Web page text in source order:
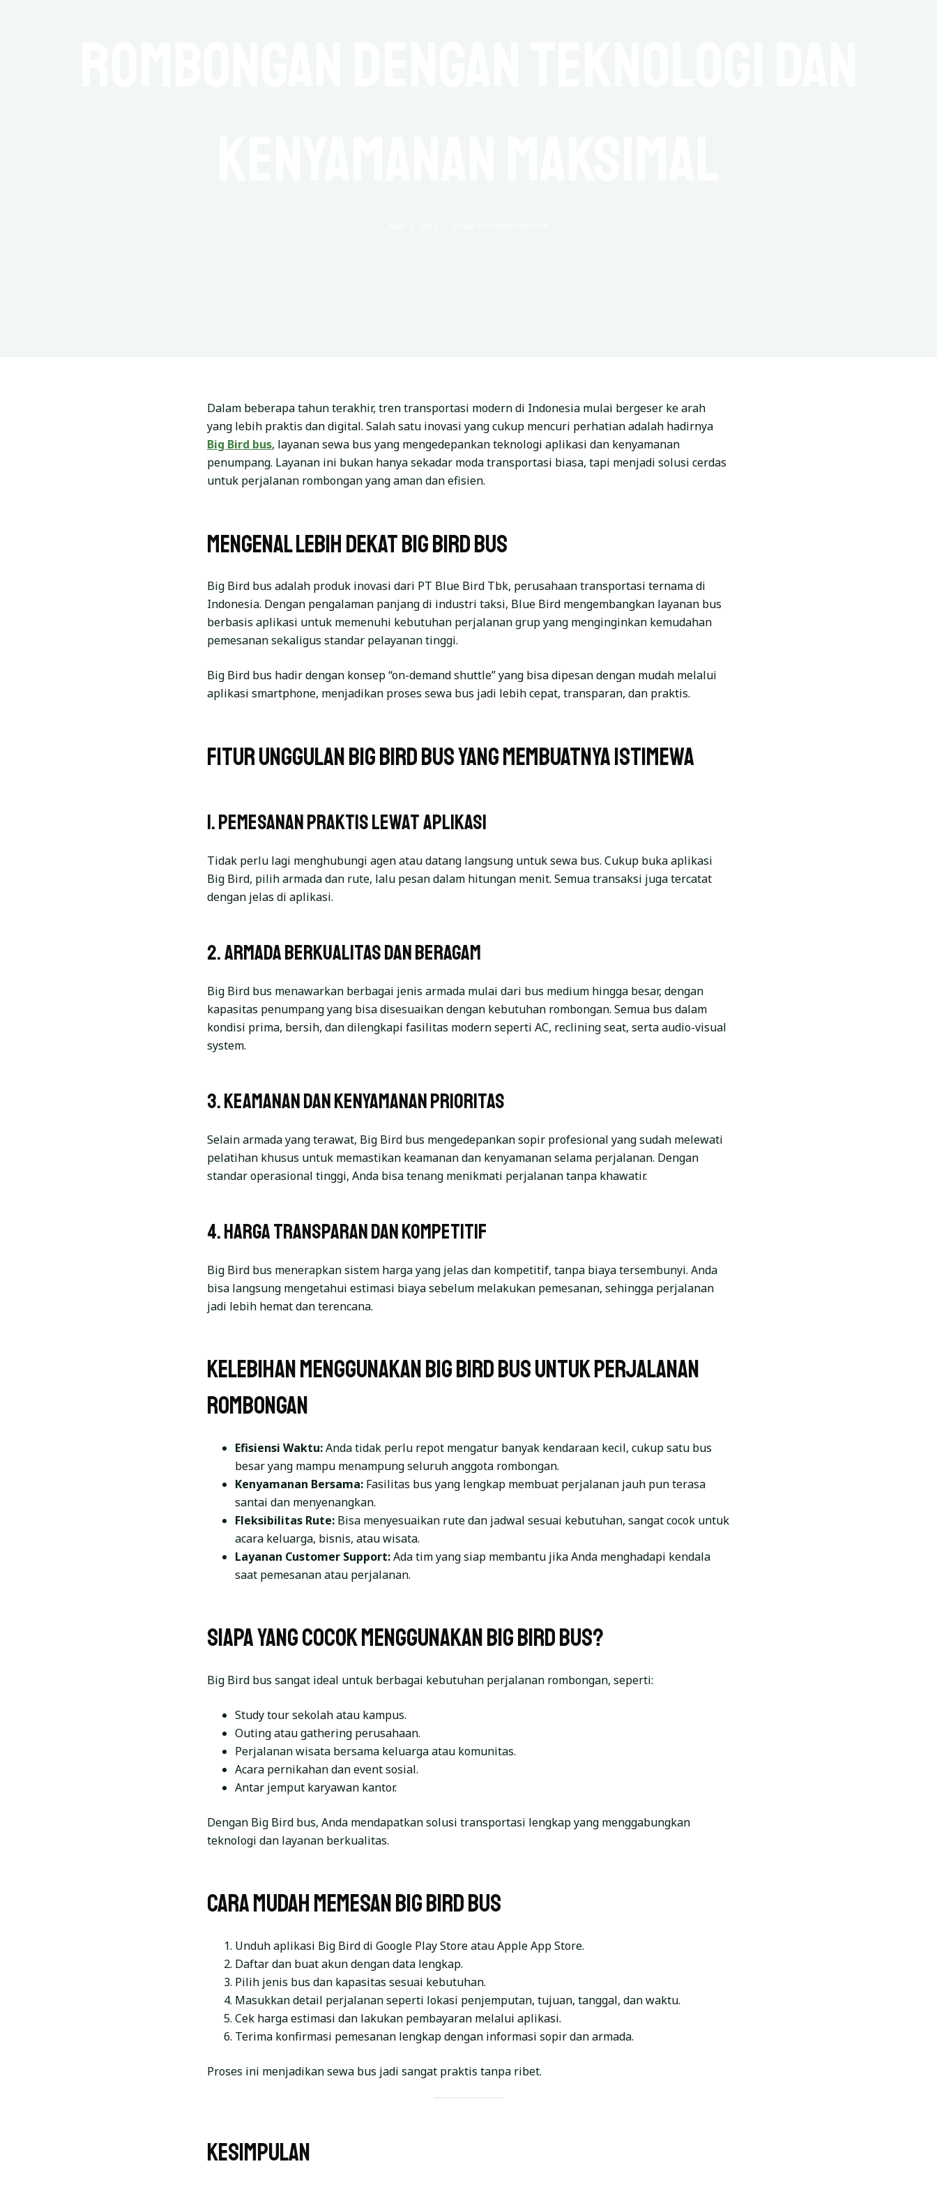
Dalam beberapa tahun terakhir, tren transportasi modern di Indonesia mulai bergeser ke arah
yang lebih praktis dan digital. Salah satu inovasi yang cukup mencuri perhatian adalah hadirnya
Big Bird bus, layanan sewa bus yang mengedepankan teknologi aplikasi dan kenyamanan
penumpang. Layanan ini bukan hanya sekadar moda transportasi biasa, tapi menjadi solusi cerdas
untuk perjalanan rombongan yang aman dan efisien.
Mengenal Lebih Dekat Big Bird Bus
Big Bird bus adalah produk inovasi dari PT Blue Bird Tbk, perusahaan transportasi ternama di
Indonesia. Dengan pengalaman panjang di industri taksi, Blue Bird mengembangkan layanan bus
berbasis aplikasi untuk memenuhi kebutuhan perjalanan grup yang menginginkan kemudahan
pemesanan sekaligus standar pelayanan tinggi.
Big Bird bus hadir dengan konsep “on-demand shuttle” yang bisa dipesan dengan mudah melalui
aplikasi smartphone, menjadikan proses sewa bus jadi lebih cepat, transparan, dan praktis.
Fitur Unggulan Big Bird Bus yang Membuatnya Istimewa
1. Pemesanan Praktis Lewat Aplikasi
Tidak perlu lagi menghubungi agen atau datang langsung untuk sewa bus. Cukup buka aplikasi
Big Bird, pilih armada dan rute, lalu pesan dalam hitungan menit. Semua transaksi juga tercatat
dengan jelas di aplikasi.
2. Armada Berkualitas dan Beragam
Big Bird bus menawarkan berbagai jenis armada mulai dari bus medium hingga besar, dengan
kapasitas penumpang yang bisa disesuaikan dengan kebutuhan rombongan. Semua bus dalam
kondisi prima, bersih, dan dilengkapi fasilitas modern seperti AC, reclining seat, serta audio-visual
system.
3. Keamanan dan Kenyamanan Prioritas
Selain armada yang terawat, Big Bird bus mengedepankan sopir profesional yang sudah melewati
pelatihan khusus untuk memastikan keamanan dan kenyamanan selama perjalanan. Dengan
standar operasional tinggi, Anda bisa tenang menikmati perjalanan tanpa khawatir.
4. Harga Transparan dan Kompetitif
Big Bird bus menerapkan sistem harga yang jelas dan kompetitif, tanpa biaya tersembunyi. Anda
bisa langsung mengetahui estimasi biaya sebelum melakukan pemesanan, sehingga perjalanan
jadi lebih hemat dan terencana.
Kelebihan Menggunakan Big Bird Bus untuk Perjalanan
Rombongan
Efisiensi Waktu:Anda tidak perlu repot mengatur banyak kendaraan kecil, cukup satu bus
besar yang mampu menampung seluruh anggota rombongan.
Kenyamanan Bersama: Fasilitas bus yang lengkap membuat perjalanan jauh pun terasa
santai dan menyenangkan.
Fleksibilitas Rute: Bisa menyesuaikan rute dan jadwal sesuai kebutuhan, sangat cocok untuk
acara keluarga, bisnis, atau wisata.
Layanan Customer Support:Ada tim yang siap membantu jika Anda menghadapi kendala
saat pemesanan atau perjalanan.
Siapa yang Cocok Menggunakan Big Bird Bus?
Big Bird bus sangat ideal untuk berbagai kebutuhan perjalanan rombongan, seperti:
Study tour sekolah atau kampus.
Outing atau gathering perusahaan.
Perjalanan wisata bersama keluarga atau komunitas.
Acara pernikahan dan event sosial.
Antar jemput karyawan kantor.
Dengan Big Bird bus, Anda mendapatkan solusi transportasi lengkap yang menggabungkan
teknologi dan layanan berkualitas.
Cara Mudah Memesan Big Bird Bus
Unduh aplikasi Big Bird di Google Play Store atau Apple App Store.
Daftar dan buat akun dengan data lengkap.
Pilih jenis bus dan kapasitas sesuai kebutuhan.
Masukkan detail perjalanan seperti lokasi penjemputan, tujuan, tanggal, dan waktu.
Cek harga estimasi dan lakukan pembayaran melalui aplikasi.
Terima konfirmasi pemesanan lengkap dengan informasi sopir dan armada.
Proses ini menjadikan sewa bus jadi sangat praktis tanpa ribet.
Kesimpulan